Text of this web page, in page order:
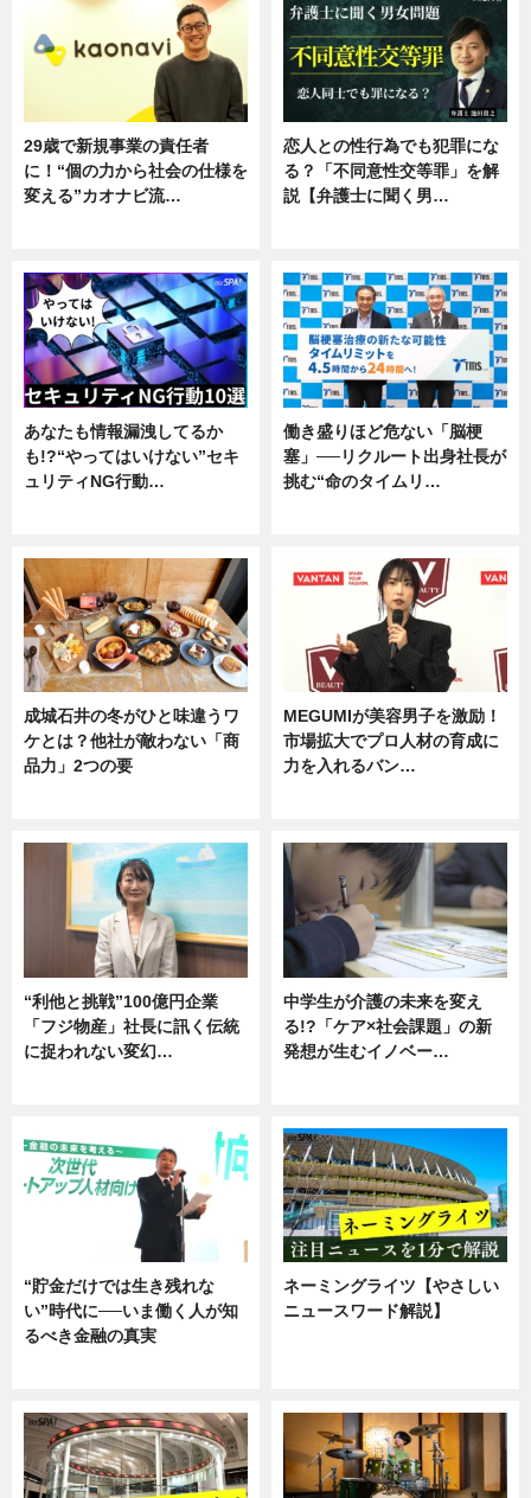
29歳で新規事業の責任者
に！“個の力から社会の仕様を
変える”カオナビ流…
恋人との性行為でも犯罪にな
る？「不同意性交等罪」を解
説【弁護士に聞く男…
あなたも情報漏洩してるか
も!?“やってはいけない”セキ
ュリティNG行動…
働き盛りほど危ない「脳梗
塞」──リクルート出身社長が
挑む“命のタイムリ…
成城石井の冬がひと味違うワ
ケとは？他社が敵わない「商
品力」2つの要
MEGUMIが美容男子を激励！
市場拡大でプロ人材の育成に
力を入れるバン…
“利他と挑戦”100億円企業
「フジ物産」社長に訊く伝統
に捉われない変幻…
中学生が介護の未来を変え
る!?「ケア×社会課題」の新
発想が生むイノベー…
“貯金だけでは生き残れな
い”時代に──いま働く人が知
るべき金融の真実
ネーミングライツ【やさしい
ニュースワード解説】